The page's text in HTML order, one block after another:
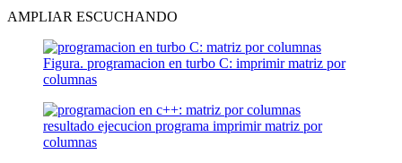
AMPLIAR ESCUCHANDO
Figura. programacion en turbo C: imprimir matriz por
columnas
resultado ejecucion programa imprimir matriz por
columnas